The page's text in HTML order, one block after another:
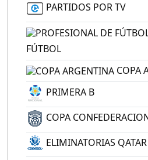
PARTIDOS POR TV
FÚTBOL
COPA
PRIMERA B
COPA
ELIMINATORIAS